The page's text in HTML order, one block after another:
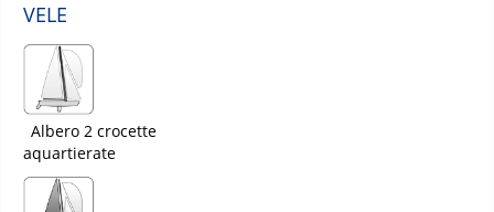
VELE
Albero 2 crocette
aquartierate